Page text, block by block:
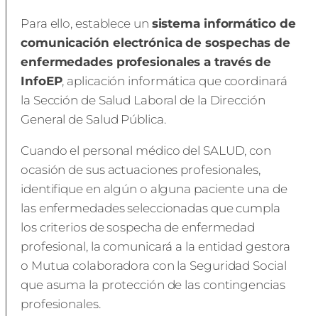
Para ello, establece un sistema informático de
comunicación electrónica de sospechas de
enfermedades profesionales a través de
InfoEP, aplicación informática que coordinará
la Sección de Salud Laboral de la Dirección
General de Salud Pública.
Cuando el personal médico del SALUD, con
ocasión de sus actuaciones profesionales,
identifique en algún o alguna paciente una de
las enfermedades seleccionadas que cumpla
los criterios de sospecha de enfermedad
profesional, la comunicará a la entidad gestora
o Mutua colaboradora con la Seguridad Social
que asuma la protección de las contingencias
profesionales.